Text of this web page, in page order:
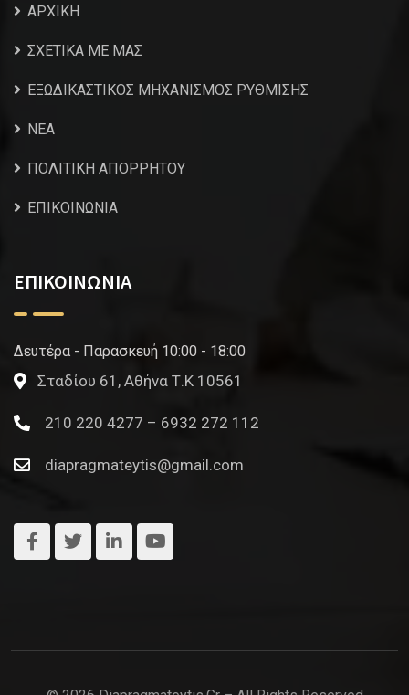
ΑΡΧΙΚΗ
ΣΧΕΤΙΚΑ ΜΕ ΜΑΣ
ΕΞΩΔΙΚΑΣΤΙΚΟΣ ΜΗΧΑΝΙΣΜΟΣ ΡΥΘΜΙΣΗΣ
NEA
ΠΟΛΙΤΙΚΗ ΑΠΟΡΡΗΤΟΥ
ΕΠΙΚΟΙΝΩΝΙΑ
ΕΠΙΚΟΙΝΩΝΙΑ
Δευτέρα - Παρασκευή 10:00 - 18:00
Σταδίου 61, Αθήνα Τ.Κ 10561
210 220 4277 – 6932 272 112
diapragmateytis@gmail.com